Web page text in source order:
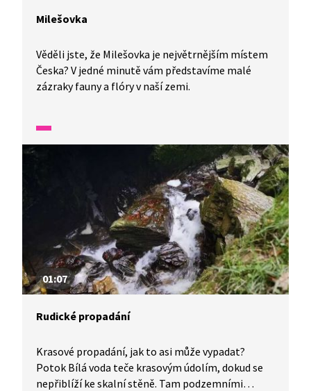
Milešovka
Věděli jste, že Milešovka je největrnějším místem
Česka? V jedné minutě vám představíme malé
zázraky fauny a flóry v naší zemi.
01:07
Rudické propadání
Krasové propadání, jak to asi může vypadat?
Potok Bílá voda teče krasovým údolím, dokud se
nepřiblíží ke skalní stěně. Tam podzemními